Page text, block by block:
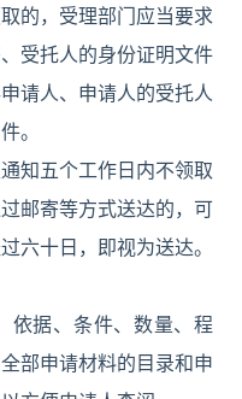
的，受理部门应当要求
受托人的身份证明文件
请人、申请人的受托人
。
知五个工作日内不领取
邮寄等方式送达的，可
六十日，即视为送达。
据、条件、数量、程
部申请材料的目录和申